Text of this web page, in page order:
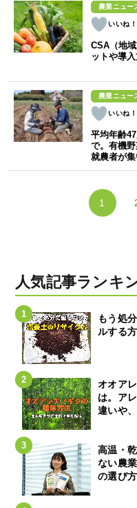
農業ニュー
CSA（地
ットや導
農業ニュー
平均年齢
で。有機
就農者が
1
人気記事ランキ
もう処
ルする
オオア
は。ア
違いや
高温・
ない農
の選び方